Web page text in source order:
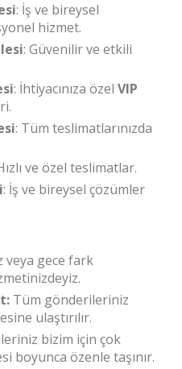
: İş ve bireysel
hizmet.
: Güvenilir ve etkili
: İhtiyacınıza özel VIP
: Tüm teslimatlarınızda
ve özel teslimatlar.
: İş ve bireysel çözümler
veya gece fark
Tüm gönderileriniz
ulaştırılır.
bizim için çok
boyunca özenle taşınır.